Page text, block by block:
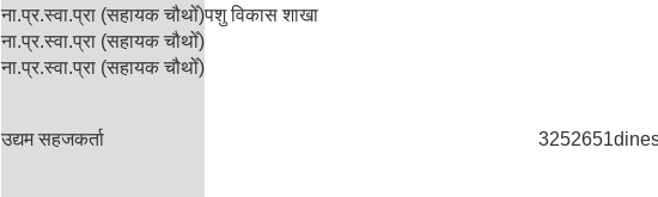
ना.प्र.स्वा.प्रा (सहायक चौथोँ)पशु विकास शाखा
ना.प्र.स्वा.प्रा (सहायक चौथोँ)
ना.प्र.स्वा.प्रा (सहायक चौथोँ)
उद्यम सहजकर्ता